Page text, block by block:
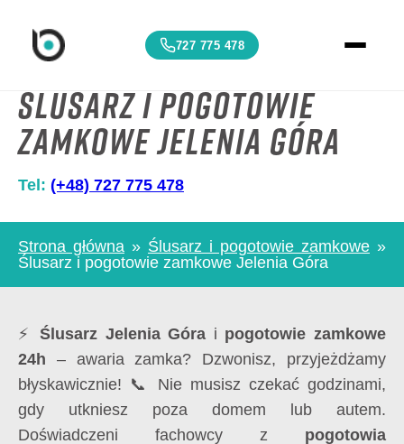
727 775 478
Ślusarz i pogotowie
zamkowe Jelenia Góra
Tel: (+48) 727 775 478
Strona główna » Ślusarz i pogotowie zamkowe »
Ślusarz i pogotowie zamkowe Jelenia Góra
⚡Ślusarz Jelenia Góra i pogotowie zamkowe
24h – awaria zamka? Dzwonisz, przyjeżdżamy
błyskawicznie! 📞 Nie musisz czekać godzinami,
gdy utkniesz poza domem lub autem.
Doświadczeni fachowcy z pogotowia